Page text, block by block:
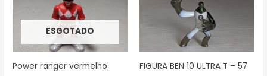
ESGOTADO
Power ranger vermelho
FIGURA BEN 10 ULTRA T – 57